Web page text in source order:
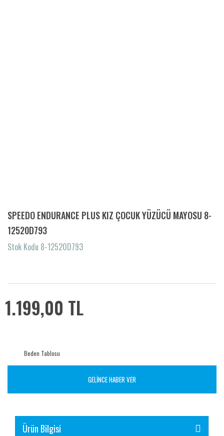
SPEEDO ENDURANCE PLUS KIZ ÇOCUK YÜZÜCÜ MAYOSU 8-
12520D793
Stok Kodu 8-12520D793
1.199,00 TL
Beden Tablosu
GELİNCE HABER VER
Ürün Bilgisi